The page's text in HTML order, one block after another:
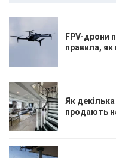
FPV-дрони
правила, як
Як
продають